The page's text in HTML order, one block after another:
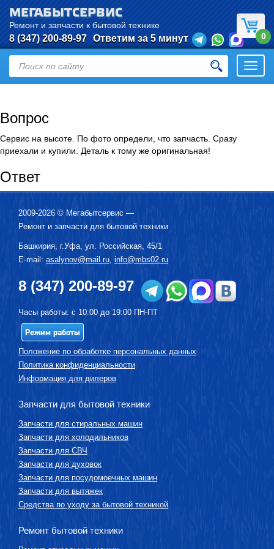
МЕГАБЫТСЕРВИС
Ремонт и запчасти к бытовой технике
8 (347) 200-89-97 Ответим за 5 минут 0
Вопрос
Сервис на высоте. По фото определи, что запчасть. Сразу
приехали и купили. Деталь к тому же оригинальная!
Ответ
2009-2026 © Мегабытсервис —
Ремонт и запчасти для бытовой техники
Башкирия, г.Уфа, ул. Российская, 45/1
E-mail: asalynov@mail.ru, info@mbs02.ru
8 (347) 200-89-97
Часы работы: с 10:00 до 19:00 ПН-ПТ
Режим работы
Положение по обработке персональных данных
Политика конфиденциальности
Информация для дилеров
Запчасти для бытовой техники
Запчасти для стиральных машин
Запчасти для холодильников
Запчасти для СВЧ
Запчасти для духовок
Запчасти для посудомоечных машин
Запчасти для вытяжек
Средства по уходу за бытовой техникой
Ремонт бытовой техники